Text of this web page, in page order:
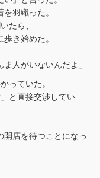
羽織った。
たら、
き始めた。
人がいないんだよ」
っていた。
と直接交渉してい
開店を待つことになっ